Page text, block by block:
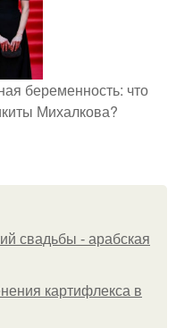
беременность: что
Михалкова?
свадьбы - арабская
картифлекса в